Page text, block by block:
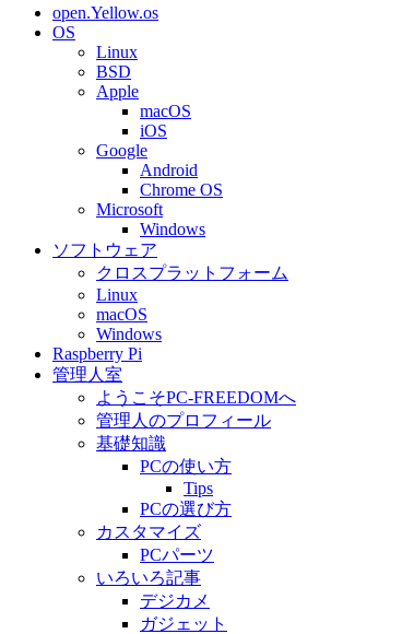
open.Yellow.os
OS
Linux
BSD
Apple
macOS
iOS
Google
Android
Chrome OS
Microsoft
Windows
ソフトウェア
クロスプラットフォーム
Linux
macOS
Windows
Raspberry Pi
管理人室
ようこそPC-FREEDOMへ
管理人のプロフィール
基礎知識
PCの使い方
Tips
PCの選び方
カスタマイズ
PCパーツ
いろいろ記事
デジカメ
ガジェット